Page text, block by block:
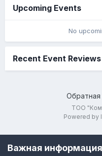
Upcoming Events
No
Recent Event Reviews
Обратная
ТОО
Powered by
Важная информация